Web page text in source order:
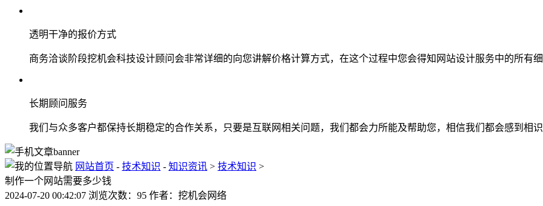
透明干净的报价方式
商务洽谈阶段挖机会科技设计顾问会非常详细的向您讲解价格计算方式，在这个过程中您会得知网站设计服务中的所有
长期顾问服务
我们与众多客户都保持长期稳定的合作关系，只要是互联网相关问题，我们都会力所能及帮助您，相信我们都会感到相
网站首页 - 技术知识 - 知识资讯 > 技术知识 >
制作一个网站需要多少钱
2024-07-20 00:42:07 浏览次数：95 作者：挖机会网络